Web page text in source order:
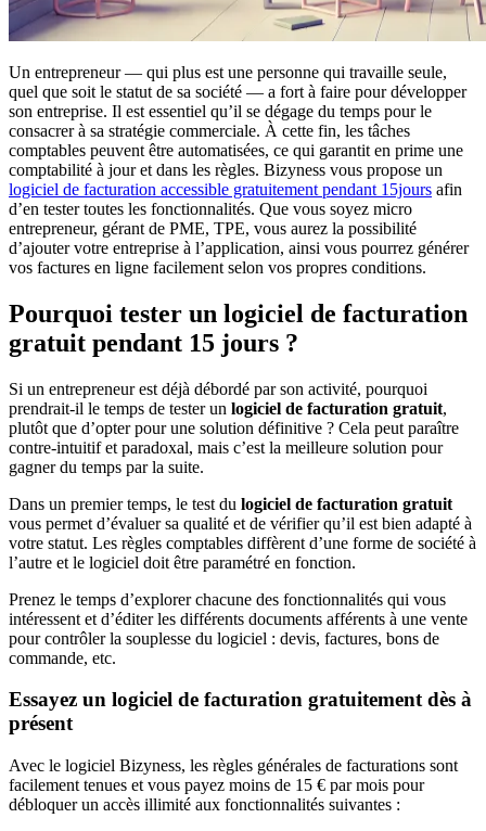
Un entrepreneur — qui plus est une personne qui travaille seule,
quel que soit le statut de sa société — a fort à faire pour développer
son entreprise. Il est essentiel qu’il se dégage du temps pour le
consacrer à sa stratégie commerciale. À cette fin, les tâches
comptables peuvent être automatisées, ce qui garantit en prime une
comptabilité à jour et dans les règles. Bizyness vous propose un
logiciel de facturation accessible gratuitement pendant 15jours afin
d’en tester toutes les fonctionnalités. Que vous soyez micro
entrepreneur, gérant de PME, TPE, vous aurez la possibilité
d’ajouter votre entreprise à l’application, ainsi vous pourrez générer
vos factures en ligne facilement selon vos propres conditions.
Pourquoi tester un logiciel de facturation
gratuit pendant 15 jours ?
Si un entrepreneur est déjà débordé par son activité, pourquoi
prendrait-il le temps de tester un logiciel de facturation gratuit,
plutôt que d’opter pour une solution définitive ? Cela peut paraître
contre-intuitif et paradoxal, mais c’est la meilleure solution pour
gagner du temps par la suite.
Dans un premier temps, le test du logiciel de facturation gratuit
vous permet d’évaluer sa qualité et de vérifier qu’il est bien adapté à
votre statut. Les règles comptables diffèrent d’une forme de société à
l’autre et le logiciel doit être paramétré en fonction.
Prenez le temps d’explorer chacune des fonctionnalités qui vous
intéressent et d’éditer les différents documents afférents à une vente
pour contrôler la souplesse du logiciel : devis, factures, bons de
commande, etc.
Essayez un logiciel de facturation gratuitement dès à
présent
Avec le logiciel Bizyness, les règles générales de facturations sont
facilement tenues et vous payez moins de 15 € par mois pour
débloquer un accès illimité aux fonctionnalités suivantes :